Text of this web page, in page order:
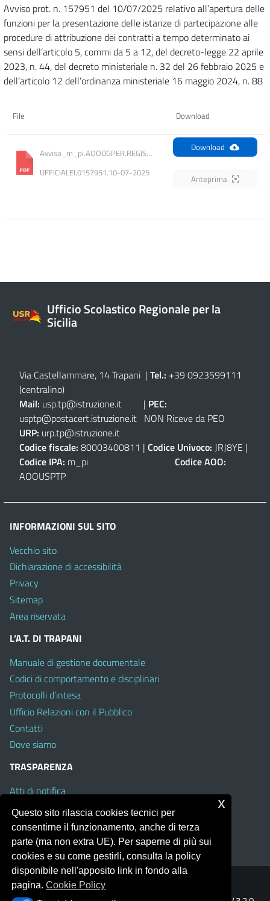
Avviso prot. n. 157951 del 10/07/2025 relativo all’apertura delle
funzioni per la presentazione delle istanze di partecipazione alle
procedure di attribuzione dei contratti a tempo determinato ai
sensi dell’articolo 5, commi da 5 a 12, del decreto-legge 22 aprile
2023, n. 44, del decreto ministeriale n. 32 del 26 febbraio 2025 e
dell’articolo 12 dell’ordinanza ministeriale 16 maggio 2024, n. 88
File Download
Avviso_m_pi.AOODGPER.REGISTRO-
UFFICIALEI.0157951.10-07-2025
Download
Anteprima
Ufficio Scolastico Regionale per la
Sicilia
Via Castellammare, 14 Trapani | Tel.: +39 0923599111
(centralino)
Mail: usp.tp@istruzione.it | PEC:
usptp@postacert.istruzione.it NON Riceve da PEO
URP: urp.tp@istruzione.it
Codice fiscale: 80003400811 | Codice Univoco: JRJ8YE |
Codice IPA: m_pi Codice AOO:
AOOUSPTP
INFORMAZIONI SUL SITO
Vecchio sito
Dichiarazione di accessibilità
Privacy
Sitemap
Area riservata
L’A.T. DI TRAPANI
Manuale di gestione documentale
Codici di comportamento e disciplinari
Protocolli d’intesa
Ufficio Relazioni con il Pubblico
Contatti
Dove siamo
TRASPARENZA
Atti di notifica
Albo on line
Amministrazione Trasparente
Obiettivi di Accessibilità
Portale realizzato con la piattaforma
Questo sito rilascia cookies tecnici per
consentirne il funzionamento, anche di terza
parte (ma non extra UE). Per saperne di più sui
cookies e su come gestirli, consulta la policy
disponibile nell'apposito link in fondo alla
pagina.Cookie Policy
x